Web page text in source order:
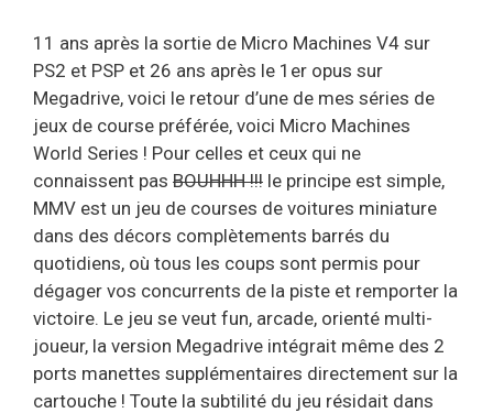
11 ans après la sortie de Micro Machines V4 sur
PS2 et PSP et 26 ans après le 1er opus sur
Megadrive, voici le retour d’une de mes séries de
jeux de course préférée, voici Micro Machines
World Series ! Pour celles et ceux qui ne
connaissent pas BOUHHH !!! le principe est simple,
MMV est un jeu de courses de voitures miniature
dans des décors complètements barrés du
quotidiens, où tous les coups sont permis pour
dégager vos concurrents de la piste et remporter la
victoire. Le jeu se veut fun, arcade, orienté multi-
joueur, la version Megadrive intégrait même des 2
ports manettes supplémentaires directement sur la
cartouche ! Toute la subtilité du jeu résidait dans